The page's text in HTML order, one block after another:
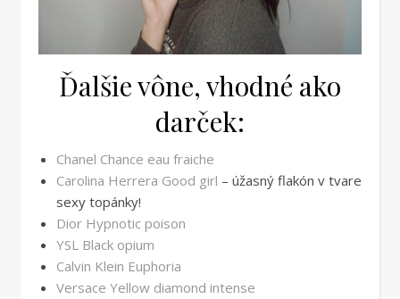
Ďalšie vône, vhodné ako
darček:
Chanel Chance eau fraiche
Carolina Herrera Good girl – úžasný flakón v tvare
sexy topánky!
Dior Hypnotic poison
YSL Black opium
Calvin Klein Euphoria
Versace Yellow diamond intense